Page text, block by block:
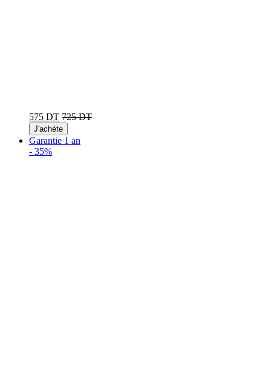
575 DT 725 DT
J'achète
Garantie 1 an
- 35%